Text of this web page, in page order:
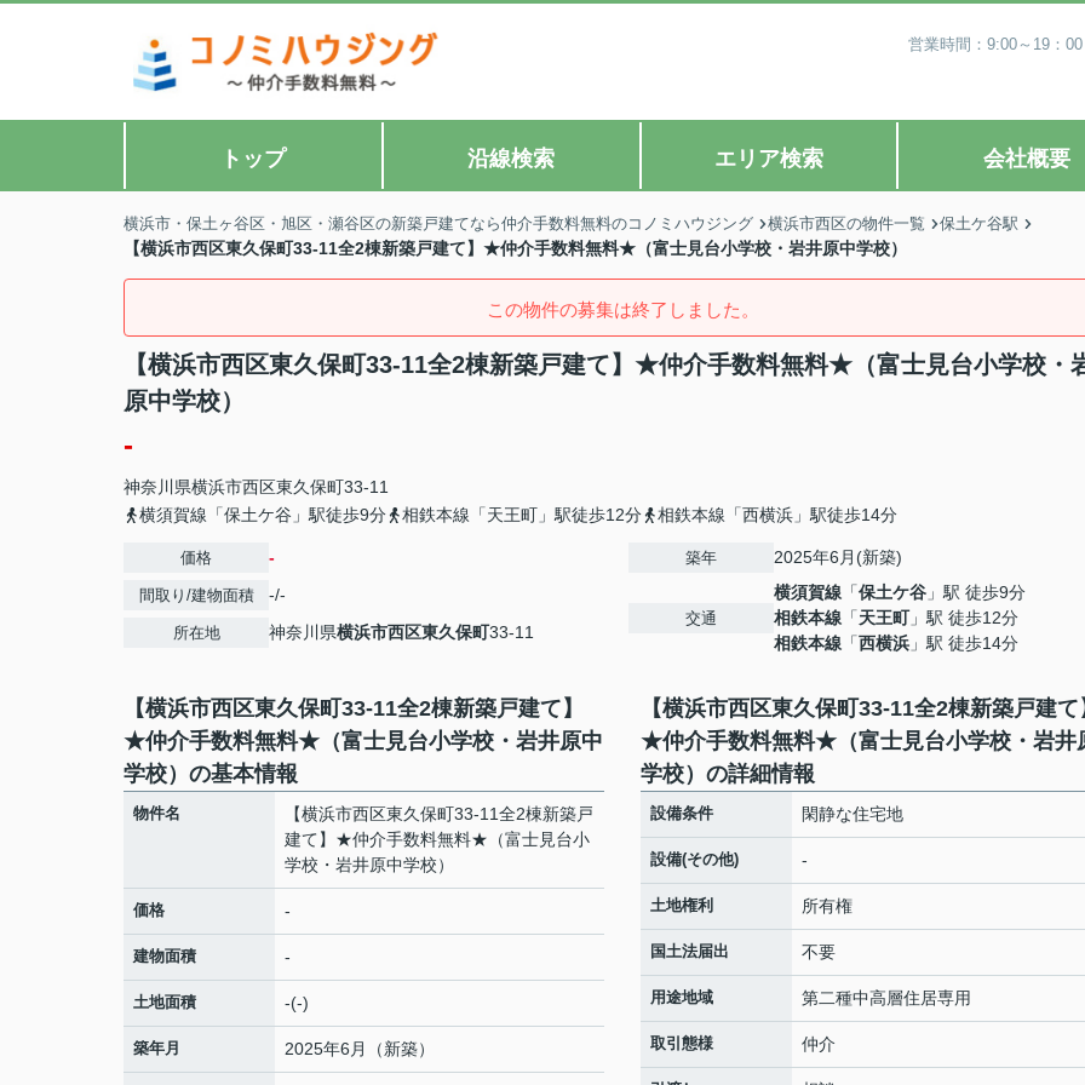
営業時間：9:00～19：
トップ 沿線検索 エリア検索 会社概要
横浜市・保土ヶ谷区・旭区・瀬谷区の新築戸建てなら仲介手数料無料のコノミハウジング 横浜市西区の物件一覧 保土ケ谷駅
【横浜市西区東久保町33-11全2棟新築戸建て】★仲介手数料無料★（富士見台小学校・岩井原中学校）
この物件の募集は終了しました。
【横浜市西区東久保町33-11全2棟新築戸建て】★仲介手数料無料★（富士見台小学校・
原中学校）
-
神奈川県横浜市西区東久保町33-11
横須賀線「保土ケ谷」駅徒歩9分
相鉄本線「天王町」駅徒歩12分 相鉄本線「西横浜」駅徒歩14分
価格 -
間取り/建物面積 -/-
所在地 神奈川県横浜市西区東久保町33-11
築年 2025年6月(新築)
交通
横須賀線 「保土ケ谷 」駅 徒歩9分
相鉄本線 「天王町」駅 徒歩12分
相鉄本線 「西横浜 」駅 徒歩14分
【横浜市西区東久保町33-11全2棟新築戸建て】
★仲介手数料無料★（富士見台小学校・岩井原中
学校）の基本情報
物件名
【横浜市西区東久保町33-11全2棟新築戸
建て】★仲介手数料無料★（富士見台小
学校・岩井原中学校）
価格 -
建物面積 -
土地面積 -(-)
築年月 2025年6月（新築）
【横浜市西区東久保町33-11全2棟新築戸建て
★仲介手数料無料★（富士見台小学校・岩井
学校）の詳細情報
設備条件 閑静な住宅地
設備(その他) -
土地権利 所有権
国土法届出 不要
用途地域 第二種中高層住居専用
取引態様 仲介